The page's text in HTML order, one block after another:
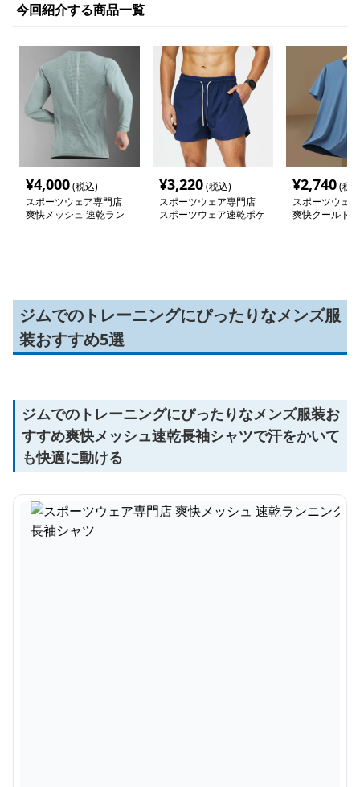
今回紹介する商品一覧
¥4,000(税込)
スポーツウェア専門店
爽快メッシュ 速乾ラン
¥3,220(税込)
スポーツウェア専門店
スポーツウェア速乾ポケ
¥2,740(税
スポーツウェ
爽快クールド
ジムでのトレーニングにぴったりなメンズ服
装おすすめ5選
ジムでのトレーニングにぴったりなメンズ服装お
すすめ爽快メッシュ速乾長袖シャツで汗をかいて
も快適に動ける